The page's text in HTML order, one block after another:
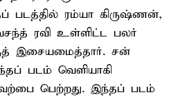
படத்தில் ரம்யா கிருஷ்ணன்,
ரவி உள்ளிட்ட பலர்
இசையமைத்தார். சன்
படம் வெளியாகி
பெற்றது. இந்தப் படம்